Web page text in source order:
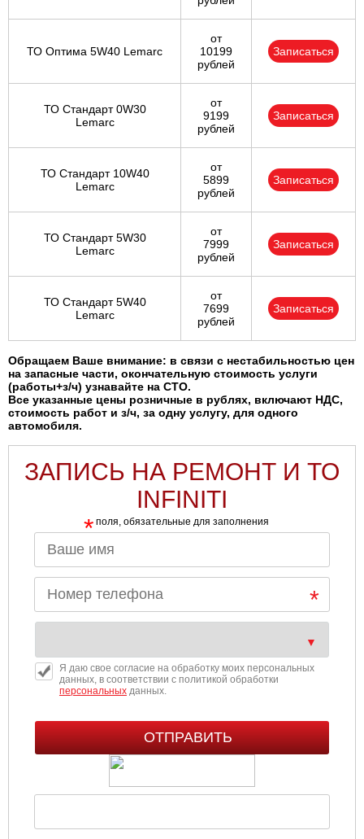
ТО Оптима 5W40 Lemarc
от
10199
рублей
Записаться
ТО Стандарт 0W30
Lemarc
от
9199
рублей
Записаться
ТО Стандарт 10W40
Lemarc
от
5899
рублей
Записаться
ТО Стандарт 5W30
Lemarc
от
7999
рублей
Записаться
ТО Стандарт 5W40
Lemarc
от
7699
рублей
Записаться
Обращаем Ваше внимание: в связи с нестабильностью цен
на запасные части, окончательную стоимость услуги
(работы+з/ч) узнавайте на СТО.
Все указанные цены розничные в рублях, включают НДС,
стоимость работ и з/ч, за одну услугу, для одного
автомобиля.
ЗАПИСЬ НА РЕМОНТ И ТО
INFINITI
* поля, обязательные для заполнения
Я даю свое согласие на обработку моих персональных
данных, в соответствии с политикой обработки
персональныхданных.